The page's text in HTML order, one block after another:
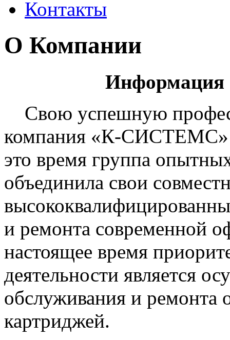
Контакты
О Компании
Информация
Свою успешную
компания «К-СИСТЕМС»
это время группа
объединила свои
и ремонта современной
настоящее время
деятельности является
обслуживания и ремонта
картриджей.